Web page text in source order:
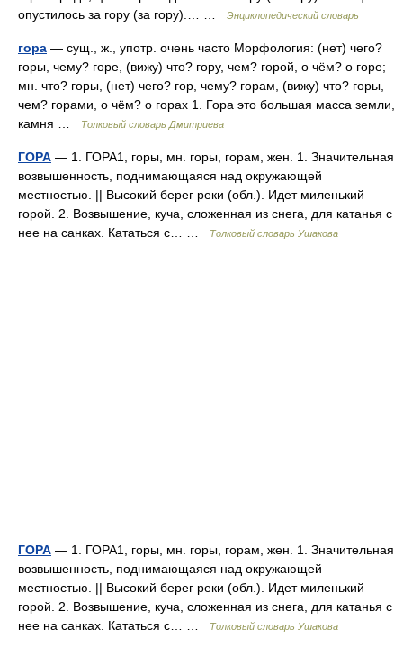
опустилось за гору (за гору).… …
Энциклопедический словарь
гора — сущ., ж., употр. очень часто Морфология: (нет) чего?
горы, чему? горе, (вижу) что? гору, чем? горой, о чём? о горе;
мн. что? горы, (нет) чего? гор, чему? горам, (вижу) что? горы,
чем? горами, о чём? о горах 1. Гора это большая масса земли,
камня …
Толковый словарь Дмитриева
ГОРА — 1. ГОРА1, горы, мн. горы, горам, жен. 1. Значительная
возвышенность, поднимающаяся над окружающей
местностью. || Высокий берег реки (обл.). Идет миленький
горой. 2. Возвышение, куча, сложенная из снега, для катанья с
нее на санках. Кататься с… …
Толковый словарь Ушакова
ГОРА — 1. ГОРА1, горы, мн. горы, горам, жен. 1. Значительная
возвышенность, поднимающаяся над окружающей
местностью. || Высокий берег реки (обл.). Идет миленький
горой. 2. Возвышение, куча, сложенная из снега, для катанья с
нее на санках. Кататься с… …
Толковый словарь Ушакова